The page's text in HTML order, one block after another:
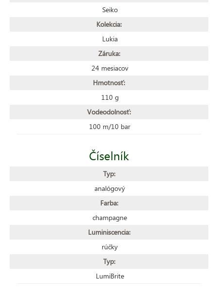
Seiko
Kolekcia:
Lukia
Záruka:
24 mesiacov
Hmotnosť:
110 g
Vodeodolnosť:
100 m/10 bar
Číselník
Typ:
analógový
Farba:
champagne
Luminiscencia:
rúčky
Typ:
LumiBrite